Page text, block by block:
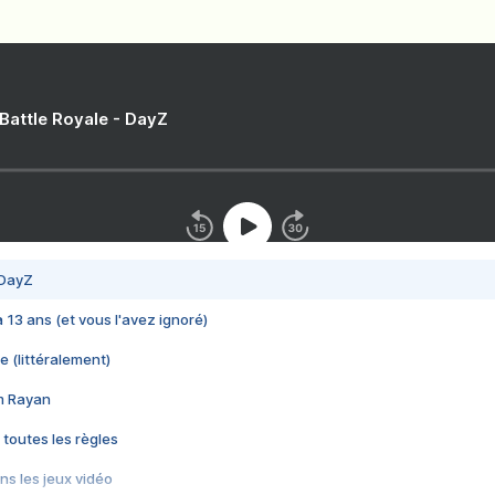
Royale - DayZ
13 ans (et vous l'avez ignoré)
(littéralement)
Rayan
toutes les règles
les jeux vidéo